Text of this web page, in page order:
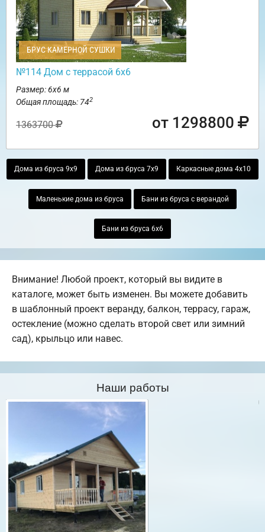
БРУС КАМЕРНОЙ СУШКИ
№114 Дом с террасой 6х6
Размер: 6х6 м
Общая площадь: 742
1363700 от 1298800
Дома из бруса 9х9 Дома из бруса 7х9 Каркасные дома 4х10
Маленькие дома из бруса Бани из бруса с верандой
Бани из бруса 6х6
Внимание! Любой проект, который вы видите в
каталоге, может быть изменен. Вы можете добавить
в шаблонный проект веранду, балкон, террасу, гараж,
остекление (можно сделать второй свет или зимний
сад), крыльцо или навес.
Наши работы